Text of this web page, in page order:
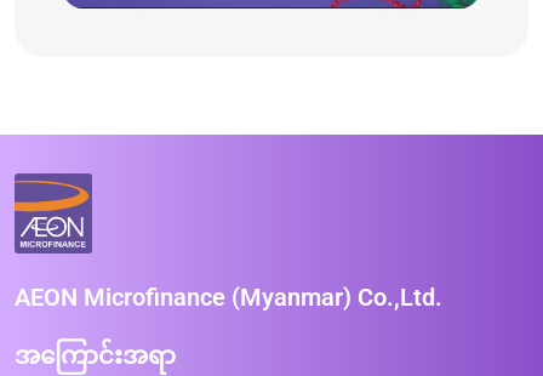
AEON Microfinance (Myanmar) Co.,Ltd.
အကြောင်းအရာ